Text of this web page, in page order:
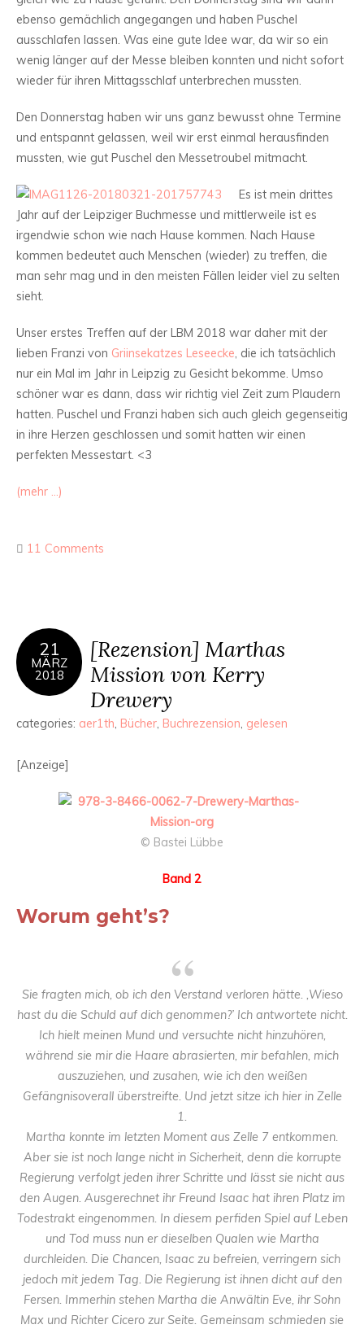
ebenso gemächlich angegangen und haben Puschel
ausschlafen lassen. Was eine gute Idee war, da wir so ein
wenig länger auf der Messe bleiben konnten und nicht sofort
wieder für ihren Mittagsschlaf unterbrechen mussten.
Den Donnerstag haben wir uns ganz bewusst ohne Termine
und entspannt gelassen, weil wir erst einmal herausfinden
mussten, wie gut Puschel den Messetroubel mitmacht.
Es ist mein drittes
Jahr auf der Leipziger Buchmesse und mittlerweile ist es
irgendwie schon wie nach Hause kommen. Nach Hause
kommen bedeutet auch Menschen (wieder) zu treffen, die
man sehr mag und in den meisten Fällen leider viel zu selten
sieht.
Unser erstes Treffen auf der LBM 2018 war daher mit der
lieben Franzi von Griinsekatzes Leseecke, die ich tatsächlich
nur ein Mal im Jahr in Leipzig zu Gesicht bekomme. Umso
schöner war es dann, dass wir richtig viel Zeit zum Plaudern
hatten. Puschel und Franzi haben sich auch gleich gegenseitig
in ihre Herzen geschlossen und somit hatten wir einen
perfekten Messestart. <3
(mehr …)
11 Comments
21
MÄRZ
2018
[Rezension] Marthas
Mission von Kerry
Drewery
categories: aer1th, Bücher, Buchrezension, gelesen
[Anzeige]
© Bastei Lübbe
Band 2
Worum geht’s?
Sie fragten mich, ob ich den Verstand verloren hätte. ‚Wieso
hast du die Schuld auf dich genommen?’ Ich antwortete nicht.
Ich hielt meinen Mund und versuchte nicht hinzuhören,
während sie mir die Haare abrasierten, mir befahlen, mich
auszuziehen, und zusahen, wie ich den weißen
Gefängnisoverall überstreifte. Und jetzt sitze ich hier in Zelle
1.
Martha konnte im letzten Moment aus Zelle 7 entkommen.
Aber sie ist noch lange nicht in Sicherheit, denn die korrupte
Regierung verfolgt jeden ihrer Schritte und lässt sie nicht aus
den Augen. Ausgerechnet ihr Freund Isaac hat ihren Platz im
Todestrakt eingenommen. In diesem perfiden Spiel auf Leben
und Tod muss nun er dieselben Qualen wie Martha
durchleiden. Die Chancen, Isaac zu befreien, verringern sich
jedoch mit jedem Tag. Die Regierung ist ihnen dicht auf den
Fersen. Immerhin stehen Martha die Anwältin Eve, ihr Sohn
Max und Richter Cicero zur Seite. Gemeinsam schmieden sie